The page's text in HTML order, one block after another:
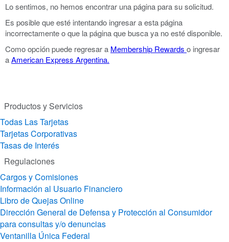
Lo sentimos, no hemos encontrar una página para su solicitud.
Es posible que esté intentando ingresar a esta página
incorrectamente o que la página que busca ya no esté disponible.
Como opción puede regresar a Membership Rewards o ingresar
aAmerican Express Argentina.
Productos y Servicios
Todas Las Tarjetas
Tarjetas Corporativas
Tasas de Interés
Regulaciones
Cargos y Comisiones
Información al Usuario Financiero
Libro de Quejas Online
Dirección General de Defensa y Protección al Consumidor
para consultas y/o denuncias
Ventanilla Única Federal